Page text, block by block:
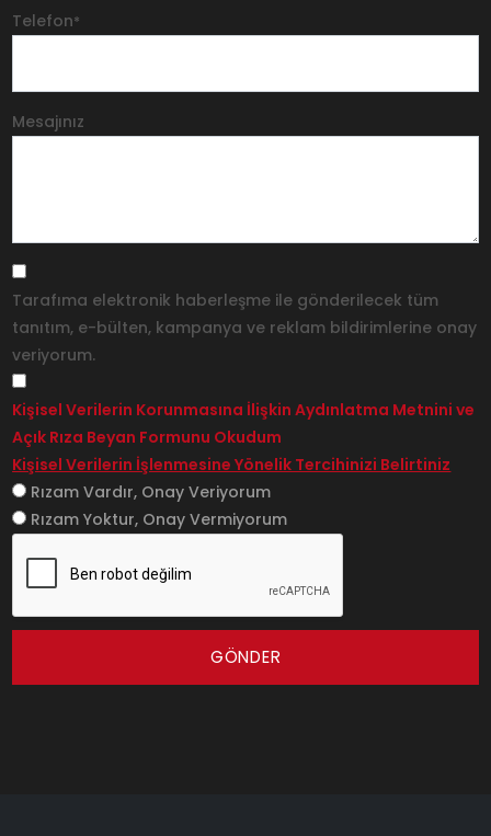
Telefon*
Mesajınız
Tarafıma elektronik haberleşme ile gönderilecek tüm
tanıtım, e-bülten, kampanya ve reklam bildirimlerine onay
veriyorum.
Kişisel Verilerin Korunmasına İlişkin Aydınlatma Metnini ve
Açık Rıza Beyan Formunu Okudum
Kişisel Verilerin İşlenmesine Yönelik Tercihinizi Belirtiniz
Rızam Vardır, Onay Veriyorum
Rızam Yoktur, Onay Vermiyorum
GÖNDER